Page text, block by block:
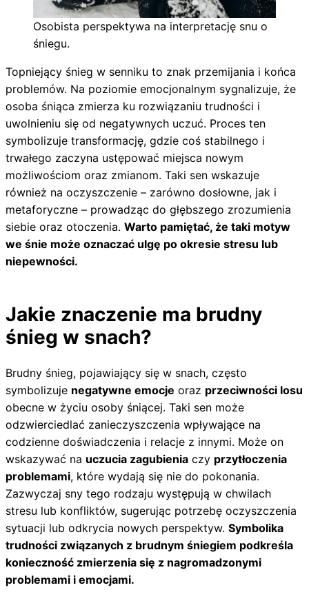
Osobista perspektywa na interpretację snu o
śniegu.
Topniejący śnieg w senniku to znak przemijania i końca
problemów. Na poziomie emocjonalnym sygnalizuje, że
osoba śniąca zmierza ku rozwiązaniu trudności i
uwolnieniu się od negatywnych uczuć. Proces ten
symbolizuje transformację, gdzie coś stabilnego i
trwałego zaczyna ustępować miejsca nowym
możliwościom oraz zmianom. Taki sen wskazuje
również na oczyszczenie – zarówno dosłowne, jak i
metaforyczne – prowadząc do głębszego zrozumienia
siebie oraz otoczenia. Warto pamiętać, że taki motyw
we śnie może oznaczać ulgę po okresie stresu lub
niepewności.
Jakie znaczenie ma brudny
śnieg w snach?
Brudny śnieg, pojawiający się w snach, często
symbolizuje negatywne emocje oraz przeciwności losu
obecne w życiu osoby śniącej. Taki sen może
odzwierciedlać zanieczyszczenia wpływające na
codzienne doświadczenia i relacje z innymi. Może on
wskazywać na uczucia zagubienia czy przytłoczenia
problemami, które wydają się nie do pokonania.
Zazwyczaj sny tego rodzaju występują w chwilach
stresu lub konfliktów, sugerując potrzebę oczyszczenia
sytuacji lub odkrycia nowych perspektyw. Symbolika
trudności związanych z brudnym śniegiem podkreśla
konieczność zmierzenia się z nagromadzonymi
problemami i emocjami.